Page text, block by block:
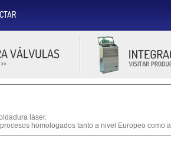
láser.
homologados tanto a nivel Europeo como